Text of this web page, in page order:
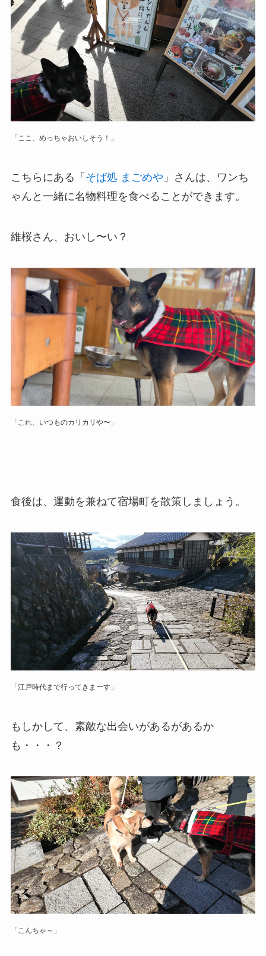
「ここ、めっちゃおいしそう！」
こちらにある「 そば処 まごめや 」さんは、ワンち
ゃんと一緒に名物料理を食べることができます。
維桜さん、おいし〜い？
「これ、いつものカリカリや〜」
食後は、運動を兼ねて宿場町を散策しましょう。
「江戸時代まで行ってきまーす」
もしかして、素敵な出会いがあるがあるか
も・・・？
「こんちゃ～」